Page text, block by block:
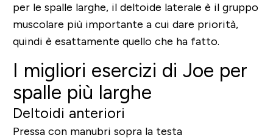
per le spalle larghe, il deltoide laterale è il gruppo
muscolare più importante a cui dare priorità,
quindi è esattamente quello che ha fatto.
I migliori esercizi di Joe per
spalle più larghe
Deltoidi anteriori
Pressa con manubri sopra la testa